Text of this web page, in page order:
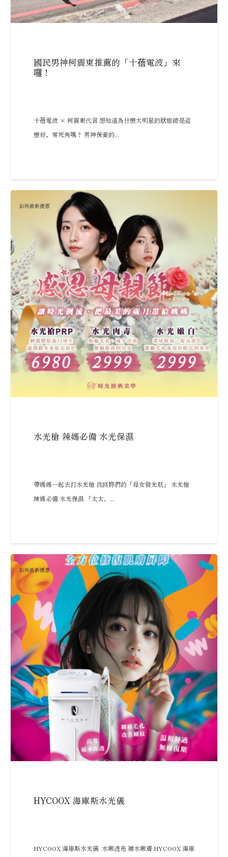
國民男神柯震東推薦的「十蓓電波」來
囉！
十蓓電波 × 柯震東代言 想知道為什麼大明星的狀態總是這
麼好、零死角嗎？ 男神保養的...
診所最新優惠
水光槍 辣媽必備 水光保濕
帶媽媽一起去打水光槍 找回妳們的「母女發光肌」 水光槍
辣媽必備 水光保濕 「太太，...
診所最新優惠
HYCOOX 海庫斯水光儀
HYCOOX 海庫斯水光儀 水嫩透亮 補水嫩膚 HYCOOX 海庫